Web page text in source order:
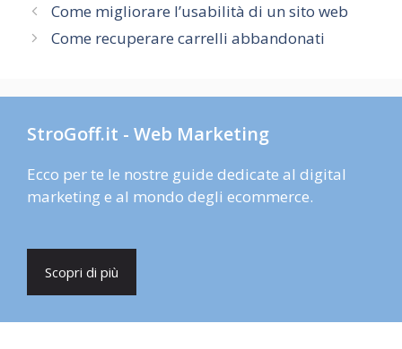
Come migliorare l’usabilità di un sito web
Come recuperare carrelli abbandonati
StroGoff.it - Web Marketing
Ecco per te le nostre guide dedicate al digital
marketing e al mondo degli ecommerce.
Scopri di più